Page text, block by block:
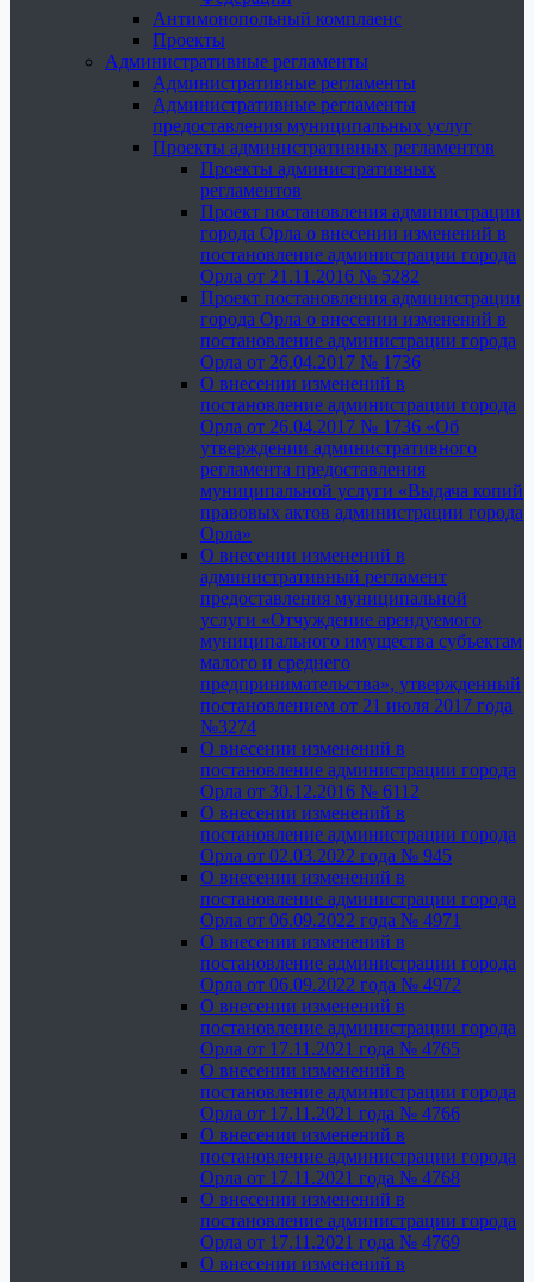
Антимонопольный комплаенс
Проекты
Административные регламенты
Административные регламенты
Административные регламенты
предоставления муниципальных услуг
Проекты административных регламентов
Проекты административных
регламентов
Проект постановления администрации
города Орла о внесении изменений в
постановление администрации города
Орла от 21.11.2016 № 5282
Проект постановления администрации
города Орла о внесении изменений в
постановление администрации города
Орла от 26.04.2017 № 1736
О внесении изменений в
постановление администрации города
Орла от 26.04.2017 № 1736 «Об
утверждении административного
регламента предоставления
муниципальной услуги «Выдача копий
правовых актов администрации города
Орла»
О внесении изменений в
административный регламент
предоставления муниципальной
услуги «Отчуждение арендуемого
муниципального имущества субъектам
малого и среднего
предпринимательства», утвержденный
постановлением от 21 июля 2017 года
№3274
О внесении изменений в
постановление администрации города
Орла от 30.12.2016 № 6112
О внесении изменений в
постановление администрации города
Орла от 02.03.2022 года № 945
О внесении изменений в
постановление администрации города
Орла от 06.09.2022 года № 4971
О внесении изменений в
постановление администрации города
Орла от 06.09.2022 года № 4972
О внесении изменений в
постановление администрации города
Орла от 17.11.2021 года № 4765
О внесении изменений в
постановление администрации города
Орла от 17.11.2021 года № 4766
О внесении изменений в
постановление администрации города
Орла от 17.11.2021 года № 4768
О внесении изменений в
постановление администрации города
Орла от 17.11.2021 года № 4769
О внесении изменений в